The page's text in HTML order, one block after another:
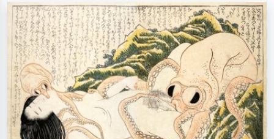
Zoek op kunstenaar, titel of stijl – bijv.
Monet, Sterrennacht, impressionisme,
Hokusai-golf, naakt.
Beschrijf de scène – bijv. groene
weide, abstract met veel rood, donker
olieverfschilderij, staand naakt naast
een boom.